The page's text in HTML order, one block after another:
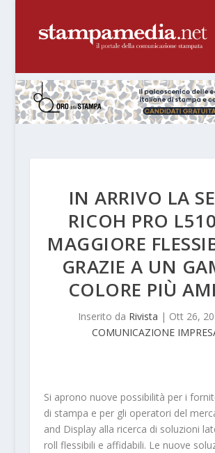
IN ARRIVO LA
RICOH PRO
MAGGIORE
GRAZIE A UN
COLORE PIÙ
Inserito da Rivista | Ott 26,
COMUNICAZIONE
Si aprono nuove possibilità per i
di stampa e per gli operatori del
and Display alla ricerca di soluzioni
roll flessibili e affidabili. Le nuove